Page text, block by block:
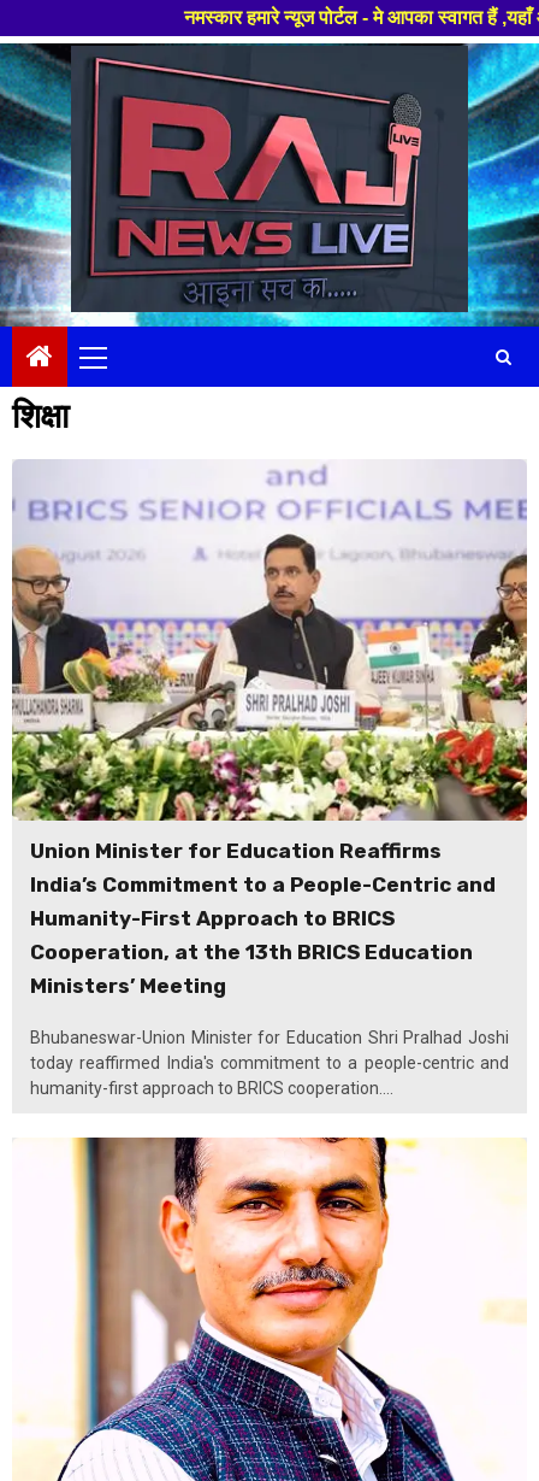
हमारे न्यूज पोर्टल - मे आपका स्वागत हैं ,यहाँ आपको हमेशा ताजा
Skip
to
content
Menu
शिक्षा
Union Minister for Education Reaffirms
India’s Commitment to a People-Centric and
Humanity-First Approach to BRICS
Cooperation, at the 13th BRICS Education
Ministers’ Meeting
Bhubaneswar-Union Minister for Education Shri Pralhad Joshi
today reaffirmed India's commitment to a people-centric and
humanity-first approach to BRICS cooperation....